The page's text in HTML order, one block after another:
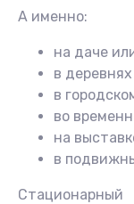
А именно:
на даче
в
в
во
на
в